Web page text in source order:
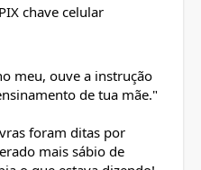
chave celular
meu, ouve a instrução
de tua mãe."
foram ditas por
mais sábio de